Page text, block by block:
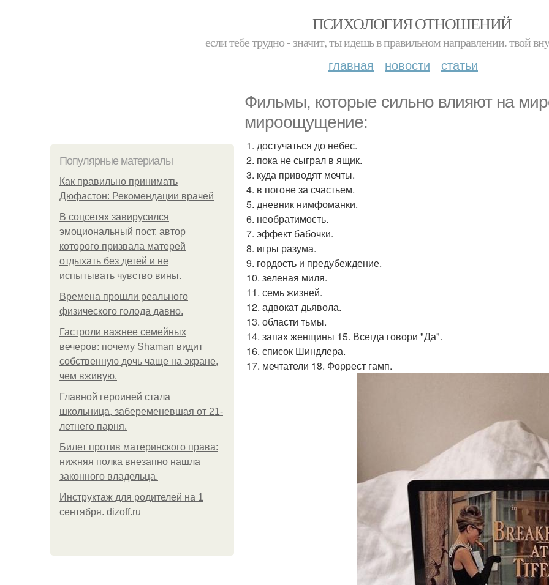
ПСИХОЛОГИЯ ОТНОШЕНИЙ
если тебе трудно - значит, ты идешь в правильном направлении. твой
главная новости статьи
Фильмы, которые сильно влияют на
мироощущение:
Популярные материалы
Как правильно принимать
Дюфастон: Рекомендации врачей
В соцсетях завирусился
эмоциональный пост, автор
которого призвала матерей
отдыхать без детей и не
испытывать чувство вины.
Bpeмена прошли реального
физического голода давно.
Гастроли важнее семейных
вечеров: почему Shaman видит
собственную дочь чаще на экране,
чем вживую.
Главной героиней стала
школьница, забеременевшая от 21-
летнего парня.
Билет против материнского права:
нижняя полка внезапно нашла
законного владельца.
Инструктаж для родителей на 1
сентября. dizoff.ru
1. достучаться до небес.
2. пока не сыграл в ящик.
3. куда приводят мечты.
4. в погоне за счастьем.
5. дневник нимфоманки.
6. необратимость.
7. эффект бабочки.
8. игры разума.
9. гордость и предубеждение.
10. зеленая миля.
11. семь жизней.
12. адвокат дьявола.
13. области тьмы.
14. запах женщины 15. Всегда говори "Да".
16. список Шиндлера.
17. мечтатели 18. Форрест гамп.